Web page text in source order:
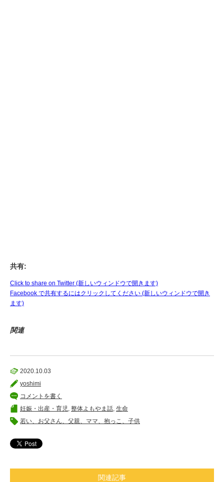
共有:
Click to share on Twitter (新しいウィンドウで開きます)
Facebook で共有するにはクリックしてください (新しいウィンドウで開き
ます)
関連
2020.10.03
yoshimi
コメントを書く
妊娠・出産・育児 整体よもやま話 生命
若い、お父さん、父親、ママ、抱っこ、子供
関連記事